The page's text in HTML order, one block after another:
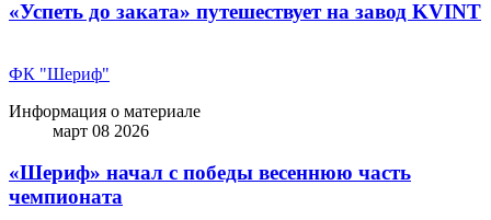
«Успеть до заката» путешествует на завод KVINT
ФК "Шериф"
Информация о материале
март 08 2026
«Шериф» начал с победы весеннюю часть
чемпионата